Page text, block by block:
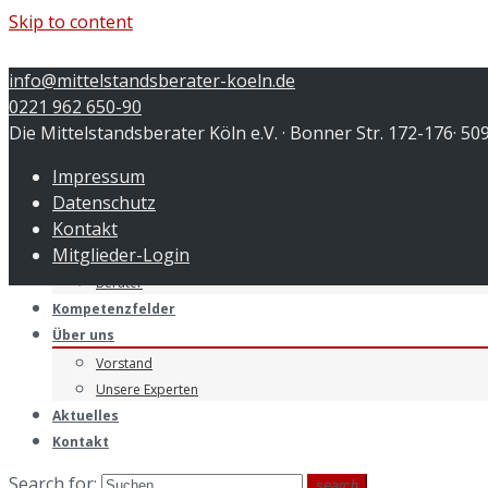
Skip to content
info@mittelstandsberater-koeln.de
0221 962 650-90
Die Mittelstandsberater Köln e.V. · Bonner Str. 172-176·
Impressum
Datenschutz
Kontakt
Mitglieder-Login
Menu
Startseite
Leistungen
Unternehmer
Verbände
Berater
Kompetenzfelder
Über uns
Vorstand
Unsere Experten
Aktuelles
Kontakt